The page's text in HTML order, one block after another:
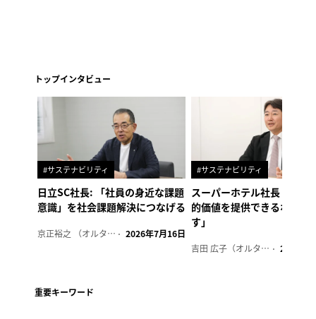
トップインタビュー
#サステナビリティ
日立SC社長: 「社員の身近な課題
意識」を社会課題解決につなげる
京正裕之 （オルタナ副編集長） 2026年7月16日
#サステナビリティ
スーパーホテル社長「地域
的価値を提供できるホテル
す」
吉田 広子（オルタナ輪番編集長） 2026年6
重要キーワード